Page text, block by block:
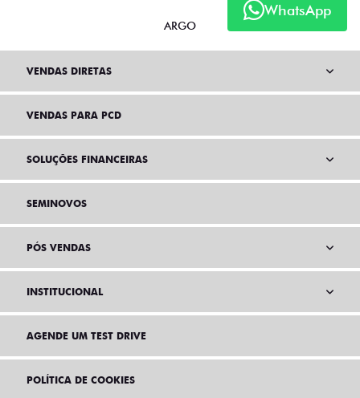
WhatsApp
ARGO
VENDAS DIRETAS
VENDAS PARA PCD
SOLUÇÕES FINANCEIRAS
SEMINOVOS
PÓS VENDAS
INSTITUCIONAL
AGENDE UM TEST DRIVE
POLÍTICA DE COOKIES